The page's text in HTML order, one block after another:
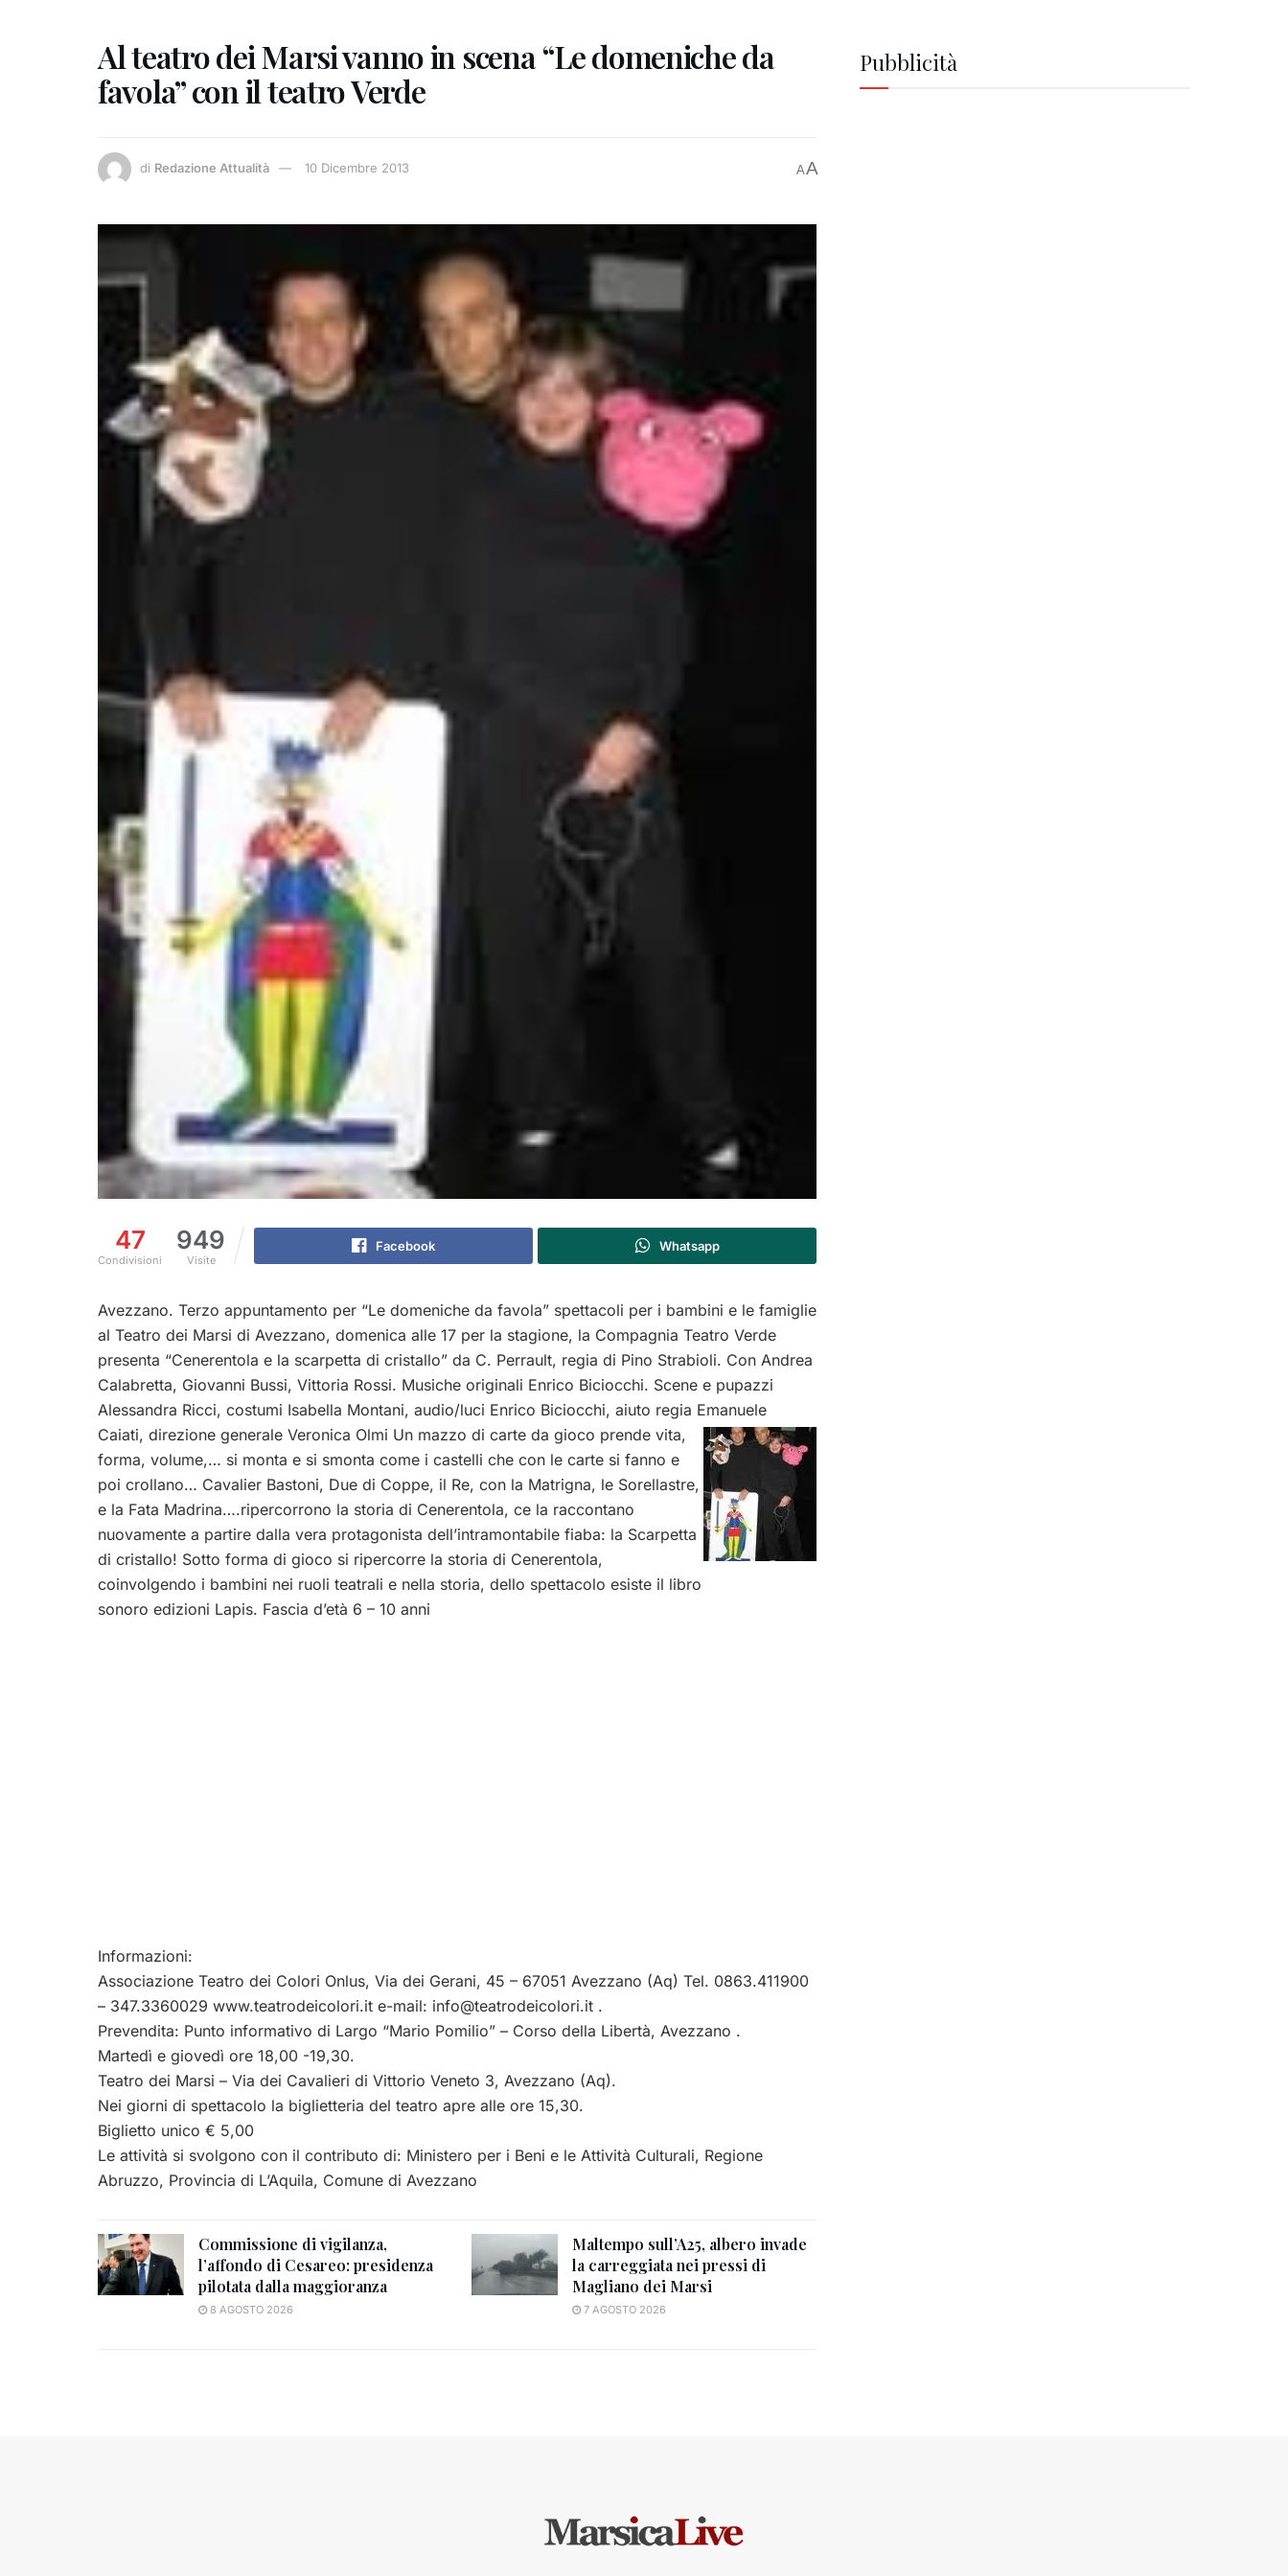
Al teatro dei Marsi vanno in scena “Le domeniche da
favola” con il teatro Verde
di Redazione Attualità 10 Dicembre 2013 AA
47
Condivisioni
949
Visite
Facebook Whatsapp
Avezzano. Terzo appuntamento per “Le domeniche da favola” spettacoli per i bambini e le famiglie
al Teatro dei Marsi di Avezzano, domenica alle 17 per la stagione, la Compagnia Teatro Verde
presenta “Cenerentola e la scarpetta di cristallo” da C. Perrault, regia di Pino Strabioli. Con Andrea
Calabretta, Giovanni Bussi, Vittoria Rossi. Musiche originali Enrico Biciocchi. Scene e pupazzi
Alessandra Ricci, costumi Isabella Montani, audio/luci Enrico Biciocchi, aiuto regia Emanuele
Caiati, direzione generale Veronica Olmi Un mazzo di carte da gioco prende vita,
forma, volume,… si monta e si smonta come i castelli che con le carte si fanno e
poi crollano… Cavalier Bastoni, Due di Coppe, il Re, con la Matrigna, le Sorellastre,
e la Fata Madrina….ripercorrono la storia di Cenerentola, ce la raccontano
nuovamente a partire dalla vera protagonista dell’intramontabile fiaba: la Scarpetta
di cristallo! Sotto forma di gioco si ripercorre la storia di Cenerentola,
coinvolgendo i bambini nei ruoli teatrali e nella storia, dello spettacolo esiste il libro
sonoro edizioni Lapis. Fascia d’età 6 – 10 anni
Informazioni:
Associazione Teatro dei Colori Onlus, Via dei Gerani, 45 – 67051 Avezzano (Aq) Tel. 0863.411900
– 347.3360029 www.teatrodeicolori.it e-mail: info@teatrodeicolori.it .
Prevendita: Punto informativo di Largo “Mario Pomilio” – Corso della Libertà, Avezzano .
Martedì e giovedì ore 18,00 -19,30.
Teatro dei Marsi – Via dei Cavalieri di Vittorio Veneto 3, Avezzano (Aq).
Nei giorni di spettacolo la biglietteria del teatro apre alle ore 15,30.
Biglietto unico € 5,00
Le attività si svolgono con il contributo di: Ministero per i Beni e le Attività Culturali, Regione
Abruzzo, Provincia di L’Aquila, Comune di Avezzano
Commissione di vigilanza,
l’affondo di Cesareo: presidenza
pilotata dalla maggioranza
8 AGOSTO 2026
Maltempo sull’A25, albero invade
la carreggiata nei pressi di
Magliano dei Marsi
7 AGOSTO 2026
Pubblicità